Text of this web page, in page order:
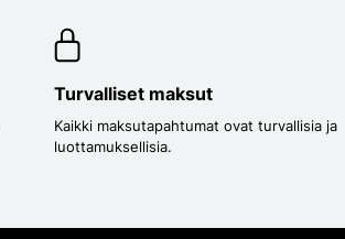
Turvalliset maksut
Kaikki maksutapahtumat ovat turvallisia ja
luottamuksellisia.